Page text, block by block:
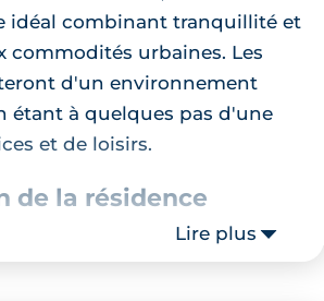
idéal combinant tranquillité et
commodités urbaines. Les
d'un environnement
étant à quelques pas d'une
et de loisirs.
de la résidence
Lire plus